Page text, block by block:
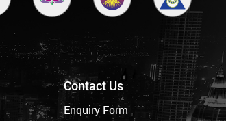
Contact Us
Enquiry Form